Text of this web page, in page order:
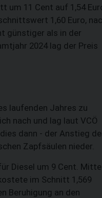
11 Cent auf 1,54
1,60 Euro,
günstiger als in der
2024 lag der Preis
laufenden Jahres zu
nach und lag laut VCÖ
dann - der Anstieg
Zapfsäulen nieder.
Diesel um 9 Cent. Mitte
im Schnitt 1,569
Beruhigung an den